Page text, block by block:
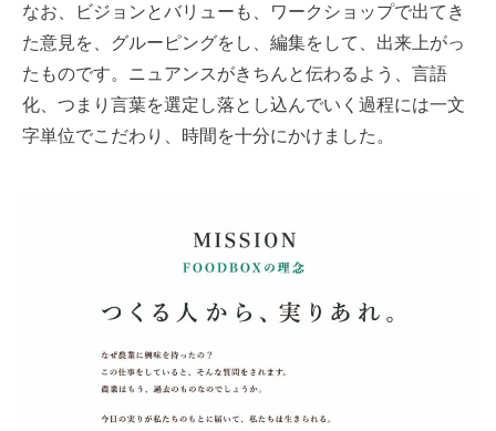
なお、ビジョンとバリューも、ワークショップで出てき
た意見を、グルーピングをし、編集をして、出来上がっ
たものです。ニュアンスがきちんと伝わるよう、言語
化、つまり言葉を選定し落とし込んでいく過程には一文
字単位でこだわり、時間を十分にかけました。